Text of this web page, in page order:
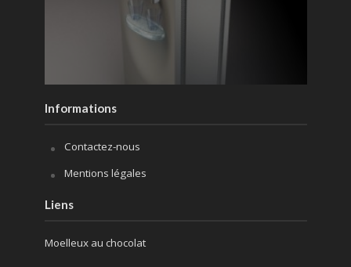
Informations
Contactez-nous
Mentions légales
Liens
Moelleux au chocolat